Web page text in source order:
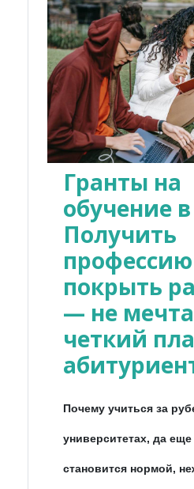
Гранты на
обучение
Получить
покрыть
— не
четкий
Почему учиться за
университетах, да еще
становится нормой,